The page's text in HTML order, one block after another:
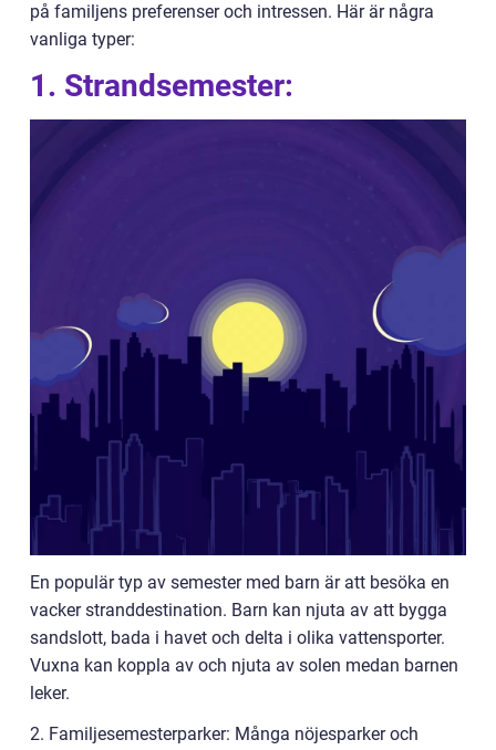
på familjens preferenser och intressen. Här är några
vanliga typer:
1. Strandsemester:
En populär typ av semester med barn är att besöka en
vacker stranddestination. Barn kan njuta av att bygga
sandslott, bada i havet och delta i olika vattensporter.
Vuxna kan koppla av och njuta av solen medan barnen
leker.
2. Familjesemesterparker: Många nöjesparker och